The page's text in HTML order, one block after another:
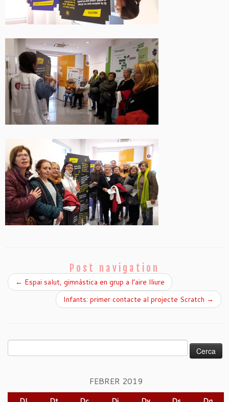
Post navigation
← Espai salut, gimnàstica en grup a l’aire lliure
Infants: primer contacte al projecte Scratch →
FEBRER 2019